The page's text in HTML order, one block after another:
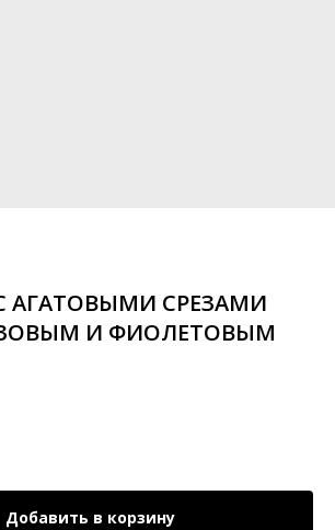
АГАТОВЫМИ СРЕЗАМИ
И ФИОЛЕТОВЫМ
Добавить в корзину